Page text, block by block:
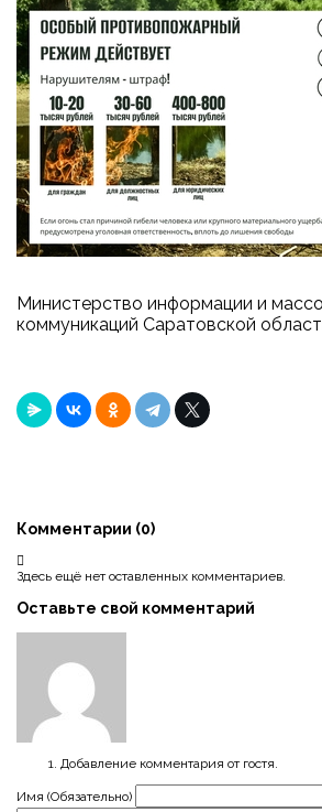
Министерство информации и
коммуникаций Саратовской
Комментарии (0)
Здесь ещё нет оставленных комментариев.
Оставьте свой комментарий
Добавление комментария от гостя.
Имя (Обязательно)